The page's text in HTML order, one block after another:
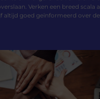
Verken een breed scala
altijd goed geïnformeerd over